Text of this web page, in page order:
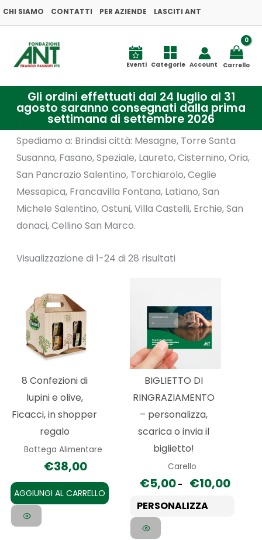
Vai
al
contenuto
CHI SIAMO CONTATTI PER AZIENDE LASCITI ANT
Eventi Categorie Account Carrello
Gli ordini effettuati dal 24 luglio al 31
agosto saranno consegnati dalla prima
settimana di settembre 2026
Spediamo a: Brindisi città: Mesagne, Torre Santa
Susanna, Fasano, Speziale, Laureto, Cisternino, Oria,
San Pancrazio Salentino, Torchiarolo, Ceglie
Messapica, Francavilla Fontana, Latiano, San
Michele Salentino, Ostuni, Villa Castelli, Erchie, San
donaci, Cellino San Marco.
Visualizzazione di 1-24 di 28 risultati
in
base
recente
8 Confezioni di
lupini e olive,
Ficacci, in shopper
regalo
Bottega Alimentare
€38,00
AGGIUNGI AL CARRELLO
BIGLIETTO DI
RINGRAZIAMENTO
– personalizza,
scarica o invia il
biglietto!
Carello
€5,00 - €10,00
PERSONALIZZA
ha
più
varianti.
opzioni
possono
essere
scelte
nella
pagina
del
prodotto